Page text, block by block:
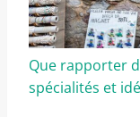
Que rapporter
spécialités et